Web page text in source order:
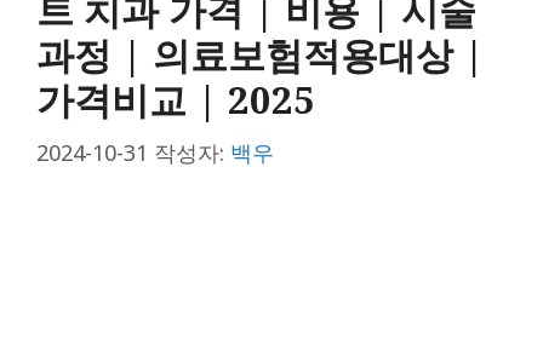
과정 | 의료보험적용대상 |
가격비교 | 2025
2024-10-31 작성자: 백우